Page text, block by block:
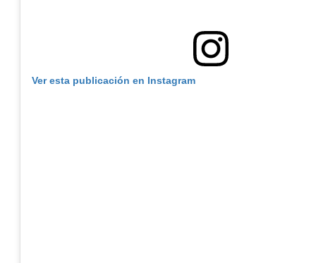
Ver esta publicación en Instagram